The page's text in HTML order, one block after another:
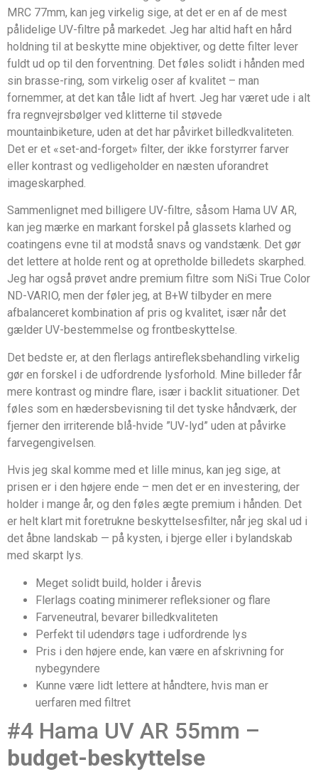
MRC 77mm, kan jeg virkelig sige, at det er en af de mest
pålidelige UV-filtre på markedet. Jeg har altid haft en hård
holdning til at beskytte mine objektiver, og dette filter lever
fuldt ud op til den forventning. Det føles solidt i hånden med
sin brasse-ring, som virkelig oser af kvalitet – man
fornemmer, at det kan tåle lidt af hvert. Jeg har været ude i alt
fra regnvejrsbølger ved klitterne til støvede
mountainbiketure, uden at det har påvirket billedkvaliteten.
Det er et «set-and-forget» filter, der ikke forstyrrer farver
eller kontrast og vedligeholder en næsten uforandret
imageskarphed.
Sammenlignet med billigere UV-filtre, såsom Hama UV AR,
kan jeg mærke en markant forskel på glassets klarhed og
coatingens evne til at modstå snavs og vandstænk. Det gør
det lettere at holde rent og at opretholde billedets skarphed.
Jeg har også prøvet andre premium filtre som NiSi True Color
ND-VARIO, men der føler jeg, at B+W tilbyder en mere
afbalanceret kombination af pris og kvalitet, især når det
gælder UV-bestemmelse og frontbeskyttelse.
Det bedste er, at den flerlags antirefleksbehandling virkelig
gør en forskel i de udfordrende lysforhold. Mine billeder får
mere kontrast og mindre flare, især i backlit situationer. Det
føles som en hædersbevisning til det tyske håndværk, der
fjerner den irriterende blå-hvide ”UV-lyd” uden at påvirke
farvegengivelsen.
Hvis jeg skal komme med et lille minus, kan jeg sige, at
prisen er i den højere ende – men det er en investering, der
holder i mange år, og den føles ægte premium i hånden. Det
er helt klart mit foretrukne beskyt­telsesfilter, når jeg skal ud i
det åbne landskab — på kysten, i bjerge eller i bylandskab
med skarpt lys.
Meget solidt build, holder i årevis
Flerlags coating minimerer refleksioner og flare
Farveneutral, bevarer billedkvaliteten
Perfekt til udendørs tage i udfordrende lys
Pris i den højere ende, kan være en afskrivning for
nybegyndere
Kunne være lidt lettere at håndtere, hvis man er
uerfaren med filtret
#4 Hama UV AR 55mm –
budget-beskyttelse